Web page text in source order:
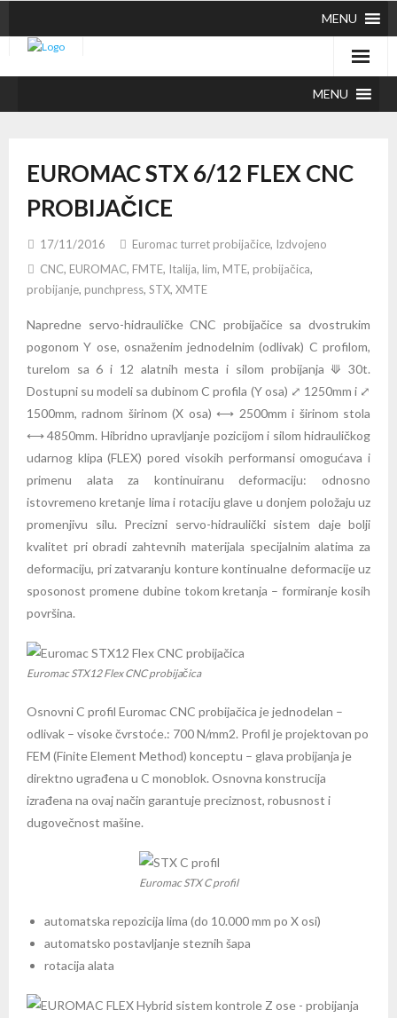
MENU
MENU
EUROMAC STX 6/12 FLEX CNC
PROBIJAČICE
17/11/2016 Euromac turret probijačice, Izdvojeno
CNC, EUROMAC, FMTE, Italija, lim, MTE, probijačica,
probijanje, punchpress, STX, XMTE
Napredne servo-hidrauličke CNC probijačice sa dvostrukim
pogonom Y ose, osnaženim jednodelnim (odlivak) C profilom,
turelom sa 6 i 12 alatnih mesta i silom probijanja ⟱ 30t.
Dostupni su modeli sa dubinom C profila (Y osa) ⤢ 1250mm i ⤢
1500mm, radnom širinom (X osa) ⟷ 2500mm i širinom stola
⟷ 4850mm. Hibridno upravljanje pozicijom i silom hidrauličkog
udarnog klipa (FLEX) pored visokih performansi omogućava i
primenu alata za kontinuiranu deformaciju: odnosno
istovremeno kretanje lima i rotaciju glave u donjem položaju uz
promenjivu silu. Precizni servo-hidraulički sistem daje bolji
kvalitet pri obradi zahtevnih materijala specijalnim alatima za
deformaciju, pri zatvaranju konture kontinualne deformacije uz
sposonost promene dubine tokom kretanja – formiranje kosih
površina.
Euromac STX12 Flex CNC probijačica
Osnovni C profil Euromac CNC probijačica je jednodelan –
odlivak – visoke čvrstoće.: 700 N/mm2. Profil je projektovan po
FEM (Finite Element Method) konceptu – glava probijanja je
direktno ugrađena u C monoblok. Osnovna konstrucija
izrađena na ovaj način garantuje preciznost, robusnost i
dugovečnost mašine.
Euromac STX C profil
automatska repozicija lima (do 10.000 mm po X osi)
automatsko postavljanje steznih šapa
rotacija alata